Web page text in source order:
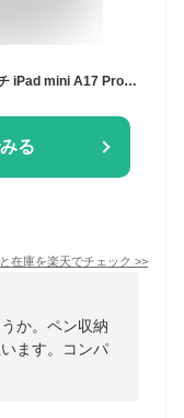
【ペンシル収納 背面マットクリア】8.3インチ iPad mini A17 Pro ケース ペン 収納 2021 8.3インチ 第6世代 ipad ケース 可愛い ipad mini ケース ipad mini7ケース クリア スマートカバー iPad ケース ペン収納 三つ折り保護 軽量 ipad mini6カバー mini6 クリアケース
る
在庫を楽天でチェック >>
か。ペン収納
ます。コンパ